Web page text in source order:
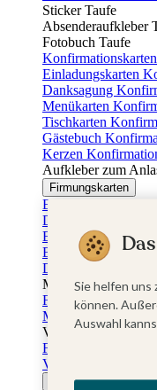
Sticker Taufe
Absenderaufkleber
Fotobuch Taufe
Konfirmationskarten
Einladungskarten
Danksagung
Menükarten
Tischkarten
Gästebuch
Kerzen
Aufkleber zum
Firmungskarten
Einladungskarten
Dankeskarten
Einschulungskarten
Einladungskarten
Danksagung
Muttertag
Fotogeschenke
Muttertagskarten
Vatertag
Fotogeschenke
Vatertagskarten
Ostern
Sie helfen
können.
Auswahl